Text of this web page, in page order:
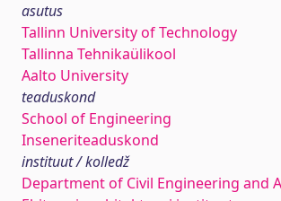
asutus
Tallinn University of Technology
Tallinna Tehnikaülikool
Aalto University
teaduskond
School of Engineering
Inseneriteaduskond
instituut / kolledž
Department of Civil Engineering and